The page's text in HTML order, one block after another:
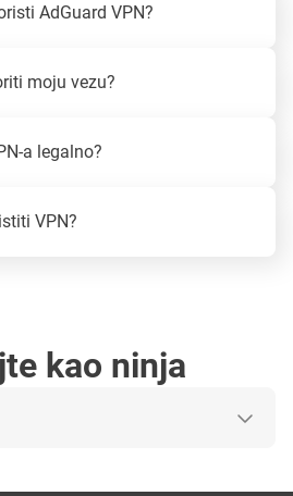
AdGuard VPN?
moju vezu?
a legalno?
VPN?
kao ninja